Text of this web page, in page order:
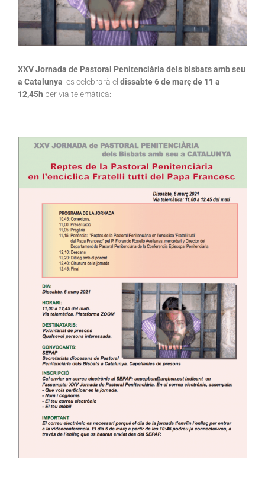
XXV Jornada de Pastoral Penitenciària dels bisbats amb seu
a Catalunya es celebrarà el dissabte 6 de març de 11 a
12,45h per via telemàtica: